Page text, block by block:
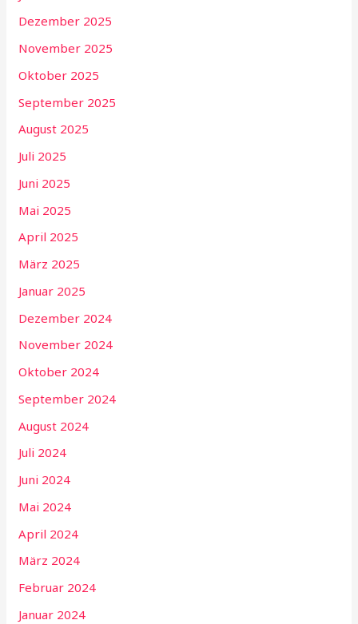
Dezember 2025
November 2025
Oktober 2025
September 2025
August 2025
Juli 2025
Juni 2025
Mai 2025
April 2025
März 2025
Januar 2025
Dezember 2024
November 2024
Oktober 2024
September 2024
August 2024
Juli 2024
Juni 2024
Mai 2024
April 2024
März 2024
Februar 2024
Januar 2024